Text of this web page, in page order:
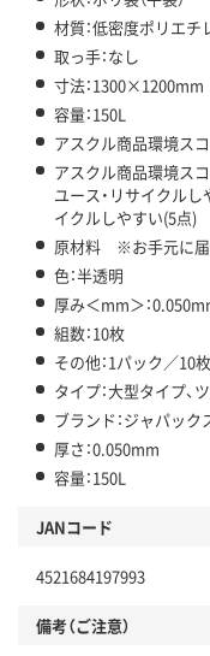
材質：低密度ポリエチ
取っ手：なし
寸法：1300×1200mm
容量：150L
アスクル商品環境スコ
アスクル商品環境ス
ユース・リサイクル
イクルしやすい(5点)
原材料 ※お手元に届
色：半透明
厚み＜mm＞：
組数：10枚
その他：1パック／10
タイプ：大型タイプ、
ブランド：ジャパックス
厚さ：0.050mm
容量：150L
JANコード
4521684197993
備考（ご注意）